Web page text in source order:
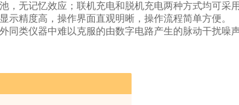
，无记忆效应；联机充电和脱机充电两种方式均可采
示精度高，操作界面直观明晰，操作流程简单方便。
同类仪器中难以克服的由数字电路产生的脉动干扰噪声
水噪声范围